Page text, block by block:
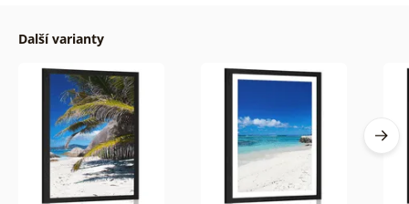
Další varianty